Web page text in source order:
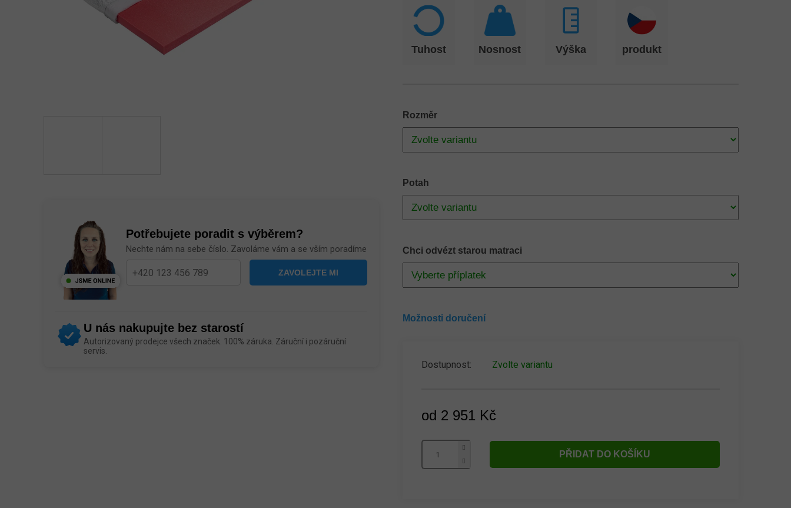
Potřebujete poradit s výběrem?
Nechte nám na sebe číslo. Zavoláme vám a se vším poradíme
U nás nakupujte bez starostí
Autorizovaný prodejce všech značek. 100% záruka. Záruční i pozáruční
servis.
od 2 951 Kč
Zvolte variantu
PŘIDAT DO KOŠÍKU
Rozměr
Potah
Chci odvézt starou matraci
Možnosti doručení
Tuhost Nosnost Výška produkt